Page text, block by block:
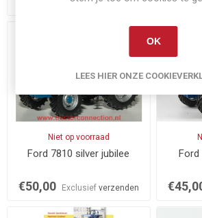
Exclusiefverzenden
Niet op voorraad
Ford 7810 silver jubilee
€50,00 Exclusief verzenden
Ford
OK
LEES HIER ONZE